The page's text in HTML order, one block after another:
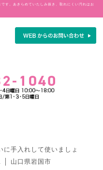
す。あきらめていたしみ抜き、取れにくい汚れはお
に手入れして使いましょ
│ 山口県岩国市